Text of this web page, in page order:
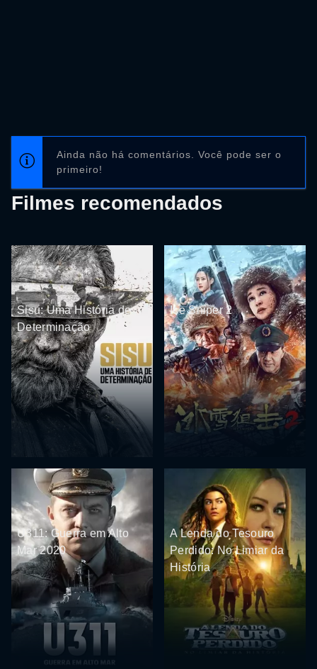
Ainda não há comentários. Você pode ser o
primeiro!
Filmes recomendados
Sisu: Uma História de
Determinação
Ice Sniper 2
U311: Guerra em Alto
Mar 2020
A Lenda do Tesouro
Perdido: No Limiar da
História